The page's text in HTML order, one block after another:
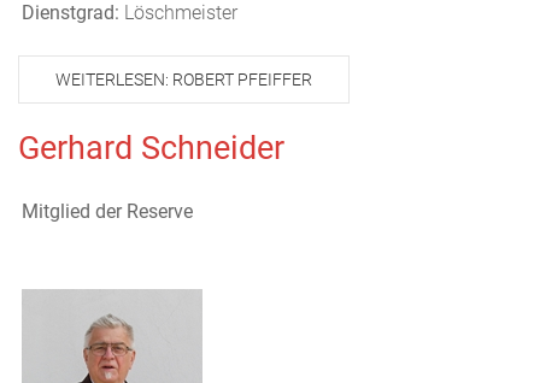
Dienstgrad: Löschmeister
WEITERLESEN: ROBERT PFEIFFER
Gerhard Schneider
Mitglied der Reserve